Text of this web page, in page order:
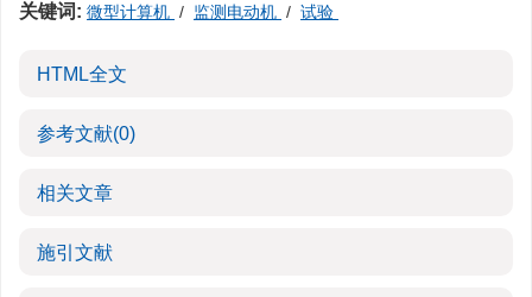
关键词: 微型计算机 / 监测电动机 / 试验
HTML全文
参考文献(0)
相关文章
施引文献